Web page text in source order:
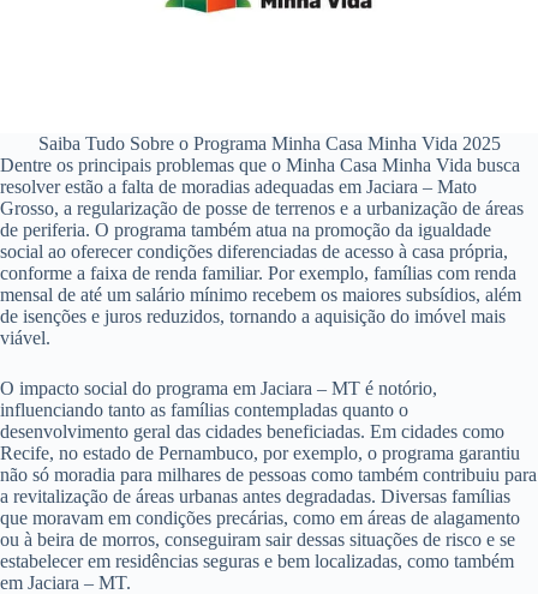
Saiba Tudo Sobre o Programa Minha Casa Minha Vida 2025
Dentre os principais problemas que o Minha Casa Minha Vida busca
resolver estão a falta de moradias adequadas em Jaciara – Mato
Grosso, a regularização de posse de terrenos e a urbanização de áreas
de periferia. O programa também atua na promoção da igualdade
social ao oferecer condições diferenciadas de acesso à casa própria,
conforme a faixa de renda familiar. Por exemplo, famílias com renda
mensal de até um salário mínimo recebem os maiores subsídios, além
de isenções e juros reduzidos, tornando a aquisição do imóvel mais
viável.
O impacto social do programa em Jaciara – MT é notório,
influenciando tanto as famílias contempladas quanto o
desenvolvimento geral das cidades beneficiadas. Em cidades como
Recife, no estado de Pernambuco, por exemplo, o programa garantiu
não só moradia para milhares de pessoas como também contribuiu para
a revitalização de áreas urbanas antes degradadas. Diversas famílias
que moravam em condições precárias, como em áreas de alagamento
ou à beira de morros, conseguiram sair dessas situações de risco e se
estabelecer em residências seguras e bem localizadas, como também
em Jaciara – MT.